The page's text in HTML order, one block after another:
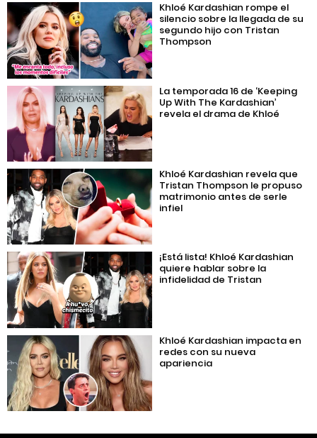
Khloé Kardashian rompe el
silencio sobre la llegada de su
segundo hijo con Tristan
Thompson
La temporada 16 de ‘Keeping
Up With The Kardashian’
revela el drama de Khloé
Khloé Kardashian revela que
Tristan Thompson le propuso
matrimonio antes de serle
infiel
¡Está lista! Khloé Kardashian
quiere hablar sobre la
infidelidad de Tristan
Khloé Kardashian impacta en
redes con su nueva
apariencia